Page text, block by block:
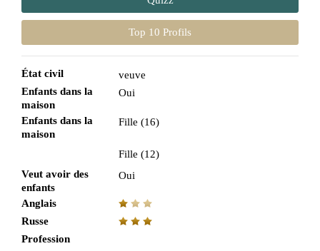
Top 10 Profils
État civil
veuve
Enfants dans la
maison
Oui
Enfants dans la
maison
Fille (16)
Fille (12)
Veut avoir des
enfants
Oui
Anglais
Russe
Profession